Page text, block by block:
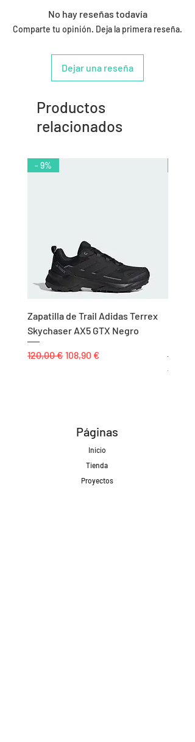
No hay reseñas todavía
Comparte tu opinión. Deja la primera reseña.
Dejar una reseña
Productos
relacionados
- 9%
Zapatilla de Trail Adidas Terrex
Skychaser AX5 GTX Negro
Precio
120,00 € Precio de oferta
108,90 €
Precio
25,00 €
Páginas
Inicio
Tienda
Proyectos